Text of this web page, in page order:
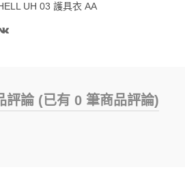
UH 03 護具衣 AA
評論 (已有 0 筆商品評論)